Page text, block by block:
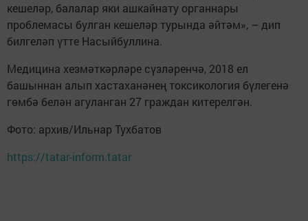
кешеләр, балалар яки ашкайнату органнары
проблемасы булган кешеләр турында әйтәм», – дип
билгеләп үтте Насыйбуллина.
Медицина хезмәткәрләре сүзләренчә, 2018 ел
башыннан алып хастаханәнең токсикология бүлегенә
гөмбә белән агуланган 27 граждан китерелгән.
Фото: архив/Ильнар Тухбатов
https://tatar-inform.tatar